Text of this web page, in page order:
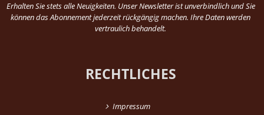
Erhalten Sie stets alle Neuigkeiten. Unser Newsletter ist unverbindlich und Sie
können das Abonnement jederzeit rückgängig machen. Ihre Daten werden
vertraulich behandelt.
RECHTLICHES
Impressum